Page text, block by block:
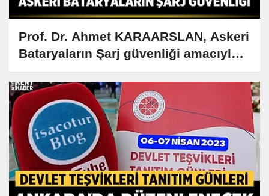
Prof. Dr. Ahmet KARAARSLAN, Askeri
Bataryaların Şarj güvenliği amacıyla
Dönüştürücü kontrolü ve tasarımı
gerçekleştirildi